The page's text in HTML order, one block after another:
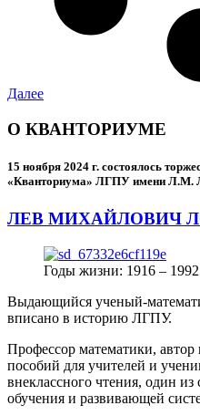
Далее
О КВАНТОРИУМЕ
15 ноября 2024 г. состоялось
«Кванториума» ЛГПУ имени Л.М.
ЛЕВ МИХАЙЛОВИЧ
Годы жизни: 1916 – 1992
Выдающийся ученый-
вписано в историю ЛГПУ.
Профессор математики,
пособий для учителей и
внеклассного чтения, один
обучения и развивающей